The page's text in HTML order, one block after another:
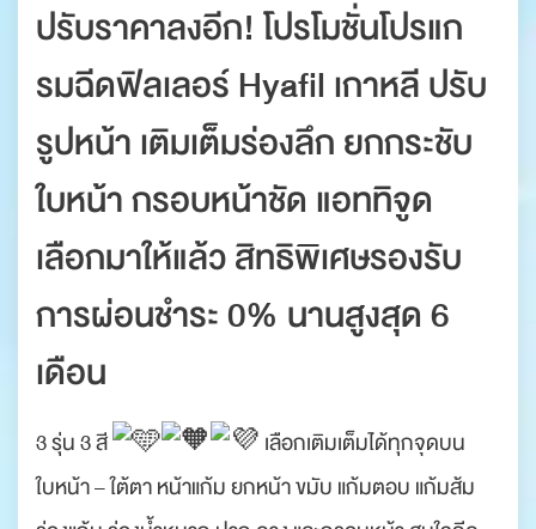
ปรับราคาลงอีก! โปรโมชั่นโปรแก
รมฉีดฟิลเลอร์ Hyafil เกาหลี ปรับ
รูปหน้า เติมเต็มร่องลึก ยกกระชับ
ใบหน้า กรอบหน้าชัด แอททิจูด
เลือกมาให้แล้ว สิทธิพิเศษรองรับ
การผ่อนชำระ 0% นานสูงสุด 6
เดือน
3 รุ่น 3 สี
เลือกเติมเต็มได้ทุกจุดบน
ใบหน้า – ใต้ตา หน้าแก้ม ยกหน้า ขมับ แก้มตอบ แก้มส้ม